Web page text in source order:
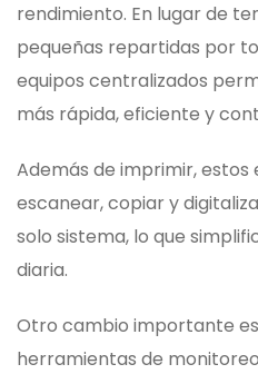
rendimiento. En lugar de
pequeñas repartidas por
equipos centralizados
más rápida, eficiente y
Además de imprimir, estos
escanear, copiar y
solo sistema, lo que
diaria.
Otro cambio importante
herramientas de